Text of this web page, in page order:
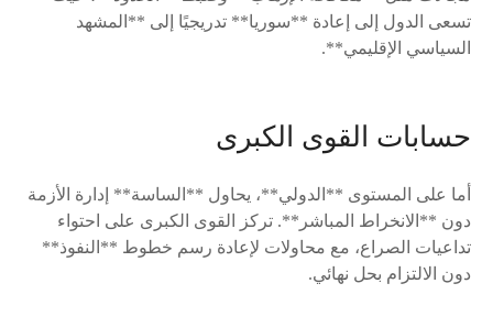
تسعى الدول إلى إعادة **سوريا** تدريجيًا إلى **المشهد
السياسي الإقليمي**.
حسابات القوى الكبرى
أما على المستوى **الدولي**، يحاول **الساسة** إدارة الأزمة
دون **الانخراط المباشر**. تركز القوى الكبرى على احتواء
تداعيات الصراع، مع محاولات لإعادة رسم خطوط **النفوذ**
دون الالتزام بحل نهائي.